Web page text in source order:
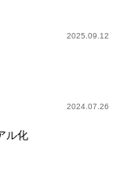
2025.09.12
2024.07.26
ル化